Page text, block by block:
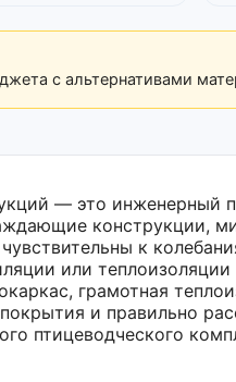
с альтернативами
— это инженерный
конструкции,
к
или
грамотная
и правильно
птицеводческого